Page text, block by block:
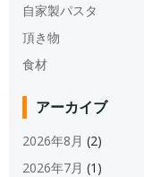
自家製パスタ
頂き物
食材
アーカイブ
2026年8月 (2)
2026年7月 (1)